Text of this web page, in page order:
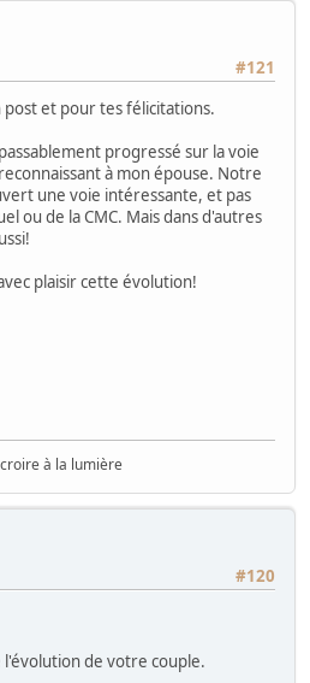
#121
et pour tes félicitations.
progressé sur la voie
à mon épouse. Notre
une voie intéressante, et pas
ou de la CMC. Mais dans d'autres
plaisir cette évolution!
à la lumière
#120
l'évolution de votre couple.